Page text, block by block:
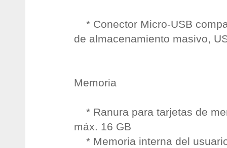
* Conector Micro-USB
de almacenamiento masivo,
Memoria
* Ranura para tarjetas de
máx. 16 GB
* Memoria interna del